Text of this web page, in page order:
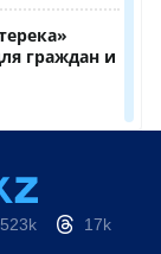
523k 17k